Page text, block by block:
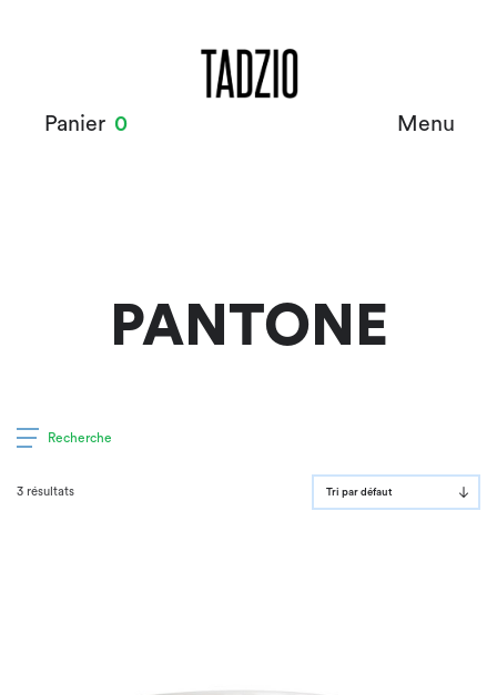
Panier 0 Menu
PANTONE
Recherche
3 résultats Tri par défaut